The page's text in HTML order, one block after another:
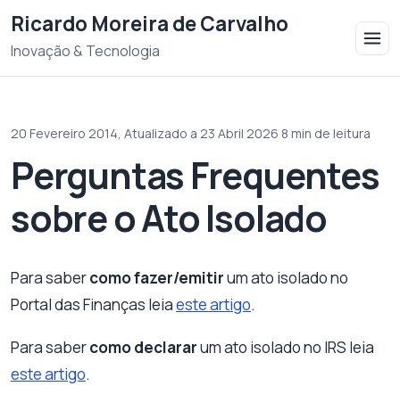
Ricardo Moreira de Carvalho
Inovação & Tecnologia
20 Fevereiro 2014, Atualizado a 23 Abril 2026 8 min de leitura
Perguntas Frequentes
sobre o Ato Isolado
Para sabercomo fazer/emitirum ato isolado no
Portal das Finanças leiaeste artigo.
Para sabercomo declararum ato isolado no IRS leia
este artigo.